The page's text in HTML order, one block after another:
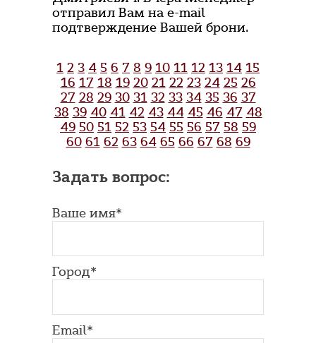
отправил Вам на e-mail
подтверждение Вашей брони.
1 2 3 4 5 6 7 8 9 10 11 12 13 14 15
16 17 18 19 20 21 22 23 24 25 26
27 28 29 30 31 32 33 34 35 36 37
38 39 40 41 42 43 44 45 46 47 48
49 50 51 52 53 54 55 56 57 58 59
60 61 62 63 64 65 66 67 68 69
Задать вопрос:
Ваше имя*
Город*
Email*